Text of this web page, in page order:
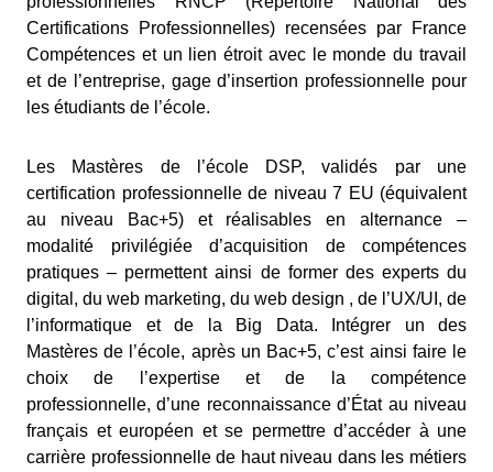
Certifications Professionnelles) recensées par France
Compétences et un lien étroit avec le monde du travail
et de l’entreprise, gage d’insertion professionnelle pour
les étudiants de l’école.
Les Mastères de l’école DSP, validés par une
certification professionnelle de niveau 7 EU (équivalent
au niveau Bac+5) et réalisables en alternance –
modalité privilégiée d’acquisition de compétences
pratiques – permettent ainsi de former des experts du
digital, du web marketing, du web design , de l’UX/UI, de
l’informatique et de la Big Data. Intégrer un des
Mastères de l’école, après un Bac+5, c’est ainsi faire le
choix de l’expertise et de la compétence
professionnelle, d’une reconnaissance d’État au niveau
français et européen et se permettre d’accéder à une
carrière professionnelle de haut niveau dans les métiers